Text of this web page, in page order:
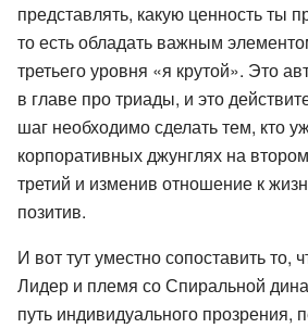
представлять, какую ценность ты
то есть обладать важным
третьего уровня «я крутой». Это
в главе про триады, и это
шаг необходимо сделать тем, кто
корпоративных джунглях на
третий и изменив отношение к
позитив.
И вот тут уместно сопоставить то,
Лидер и племя со Спиральной
путь индивидуального прозрения,